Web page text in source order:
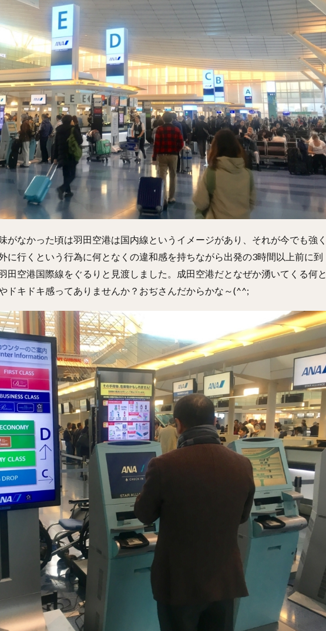
がなかった頃は羽田空港は国内線というイメージがあり、それが今でも強く
に行くという行為に何となくの違和感を持ちながら出発の3時間以上前に到
田空港国際線をぐるりと見渡しました。成田空港だとなぜか湧いてくる何と
ドキドキ感ってありませんか？おぢさんだからかな～(^^;